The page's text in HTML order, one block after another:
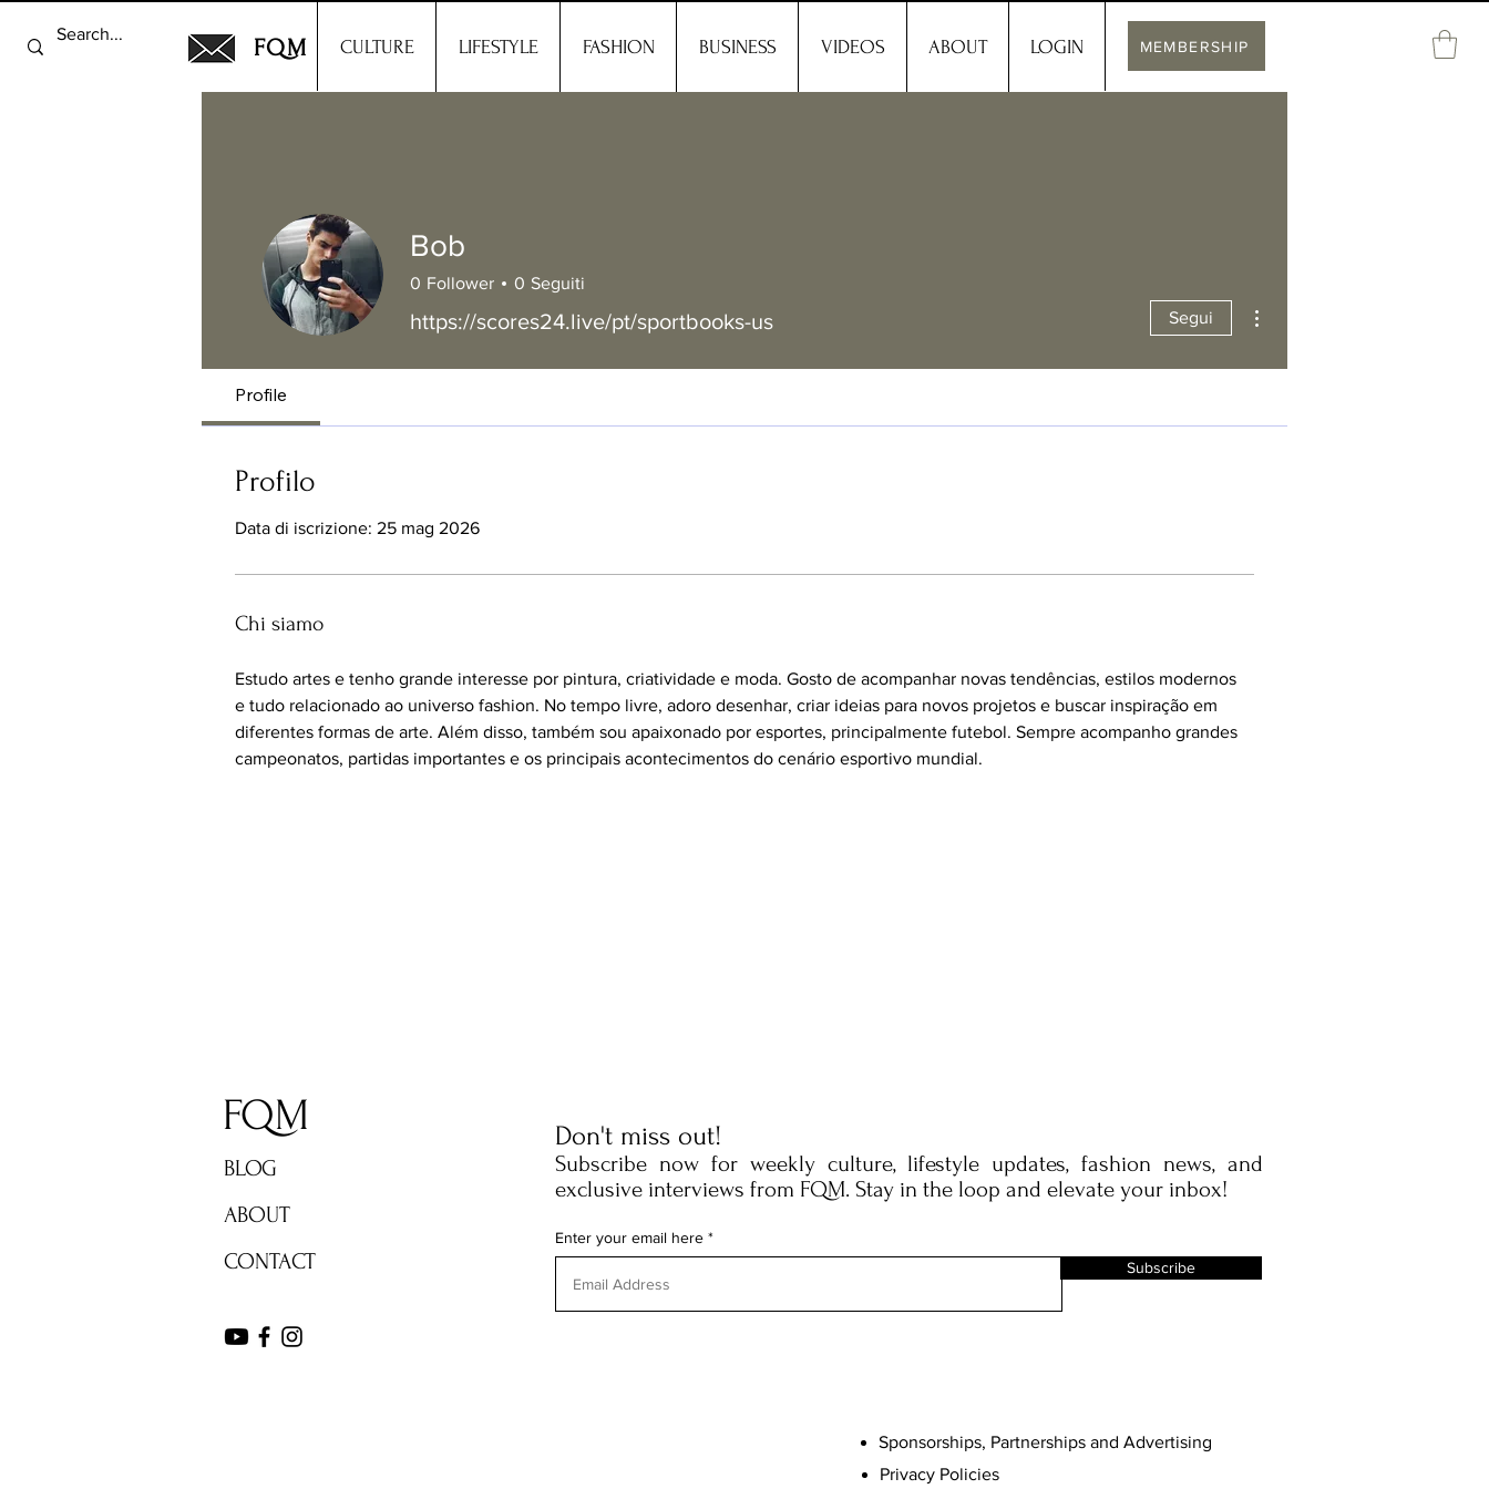
FQM CULTURE LIFESTYLE FASHION BUSINESS VIDEOS ABOUT LOGIN MEMBERSHIP
Bob
0 Follower 0 Seguiti
https://scores24.live/pt/sportbooks-us Segui
Profile
Profilo
Data di iscrizione: 25 mag 2026
Chi siamo
Estudo artes e tenho grande interesse por pintura, criatividade e moda. Gosto de acompanhar novas tendências, estilos modernos
e tudo relacionado ao universo fashion. No tempo livre, adoro desenhar, criar ideias para novos projetos e buscar inspiração em
diferentes formas de arte. Além disso, também sou apaixonado por esportes, principalmente futebol. Sempre acompanho grandes
campeonatos, partidas importantes e os principais acontecimentos do cenário esportivo mundial.
FQM
BLOG
ABOUT
CONTACT
Don't miss out!
Subscribe now for weekly culture, lifestyle updates, fashion news, and
exclusive interviews from FQM. Stay in the loop and elevate your inbox!
Enter your email here
Subscribe
Sponsorships, Partnerships and Advertising
Privacy Policies